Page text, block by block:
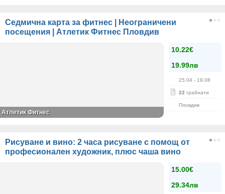
Седмична карта за фитнес | Неограничени
посещения | Атлетик Фитнес Пловдив
10.22€
19.99лв
25.04 - 19.08
22 грабнати
Пловдив
Атлетик Фитнес
Рисуване и вино: 2 часа рисуване с помощ от
професионален художник, плюс чаша вино
15.00€
29.34лв